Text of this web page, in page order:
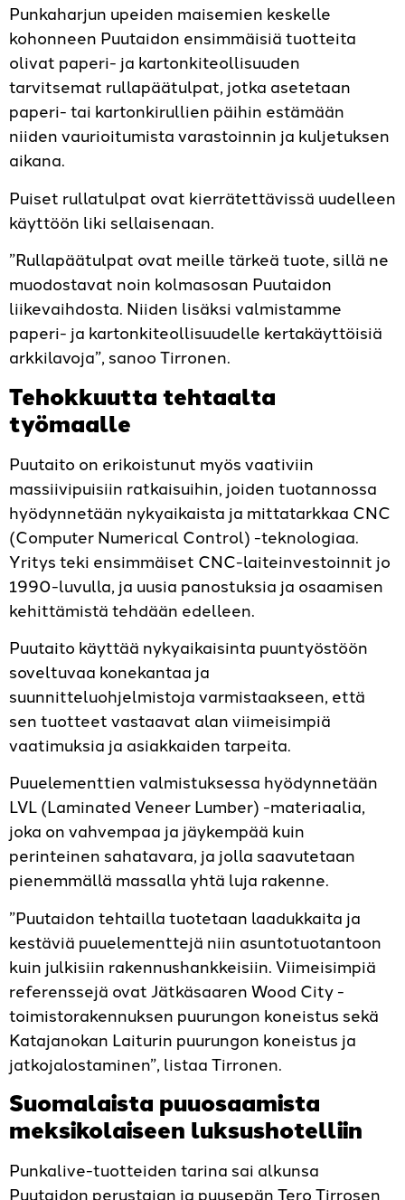
Punkaharjun upeiden maisemien keskelle
kohonneen Puutaidon ensimmäisiä tuotteita
olivat paperi- ja kartonki­teollisuuden
tarvitsemat rullapäätulpat, jotka asetetaan
paperi- tai kartonki­rullien päihin estämään
niiden vaurioi­tumista varastoinnin ja kuljetuksen
aikana.
Puiset rullatulpat ovat kierrätettävissä uudelleen
käyttöön liki sellaisenaan.
”Rullapäätulpat ovat meille tärkeä tuote, sillä ne
muodostavat noin kolmasosan Puutaidon
liikevaihdosta. Niiden lisäksi valmistamme
paperi- ja kartonkiteollisuudelle kertakäyttöisiä
arkkilavoja”, sanoo Tirronen.
Tehokkuutta tehtaalta
työmaalle
Puutaito on erikoistunut myös vaativiin
massiivipuisiin ratkaisuihin, joiden tuotannossa
hyödynnetään nykyaikaista ja mittatarkkaa CNC
(Computer Numerical Control) -teknologiaa.
Yritys teki ensimmäiset CNC-laiteinvestoinnit jo
1990-luvulla, ja uusia panostuksia ja osaamisen
kehittämistä tehdään edelleen.
Puutaito käyttää nykyaikaisinta puuntyöstöön
soveltuvaa konekantaa ja
suunnitteluohjelmistoja varmistaakseen, että
sen tuotteet vastaavat alan viimeisimpiä
vaatimuksia ja asiakkaiden tarpeita.
Puuelementtien valmistuksessa hyödynnetään
LVL (Laminated Veneer Lumber) -materiaalia,
joka on vahvempaa ja jäykempää kuin
perinteinen sahatavara, ja jolla saavutetaan
pienemmällä massalla yhtä luja rakenne.
”Puutaidon tehtailla tuotetaan laadukkaita ja
kestäviä puuelementtejä niin asuntotuotantoon
kuin julkisiin rakennushankkeisiin. Viimeisimpiä
referenssejä ovat Jätkäsaaren Wood City -
toimistorakennuksen puurungon koneistus sekä
Katajanokan Laiturin puurungon koneistus ja
jatko­jalostaminen”, listaa Tirronen.
Suomalaista puuosaamista
meksikolaiseen luksushotelliin
Punkalive-tuotteiden tarina sai alkunsa
Puutaidon perustajan ja puusepän Tero Tirrosen